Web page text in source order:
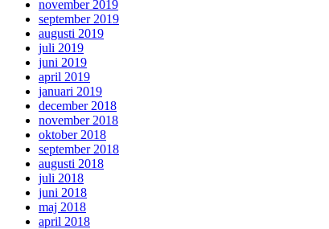
november 2019
september 2019
augusti 2019
juli 2019
juni 2019
april 2019
januari 2019
december 2018
november 2018
oktober 2018
september 2018
augusti 2018
juli 2018
juni 2018
maj 2018
april 2018